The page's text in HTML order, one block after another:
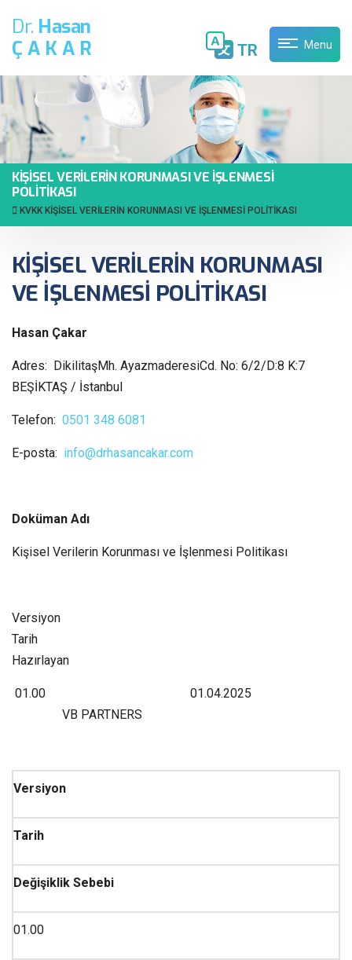
Dr. Hasan
ÇAKAR
TR Menu
KİŞİSEL VERİLERİN KORUNMASI VE İŞLENMESİ
POLİTİKASI
KVKK KİŞİSEL VERİLERİN KORUNMASI VE İŞLENMESİ POLİTİKASI
KİŞİSEL VERİLERİN KORUNMASI
VE İŞLENMESİ POLİTİKASI
Hasan Çakar
Adres: DikilitaşMh. AyazmaderesiCd. No: 6/2/D:8 K:7
BEŞİKTAŞ / İstanbul
​​Telefon: 0501 348 6081
E-posta: info@drhasancakar.com
Doküman Adı
Kişisel Verilerin Korunması ve İşlenmesi Politikası
Versiyon
Tarih
Hazırlayan
01.00 ​01.04.2025
VB PARTNERS
Versiyon
Tarih
Değişiklik Sebebi
01.00